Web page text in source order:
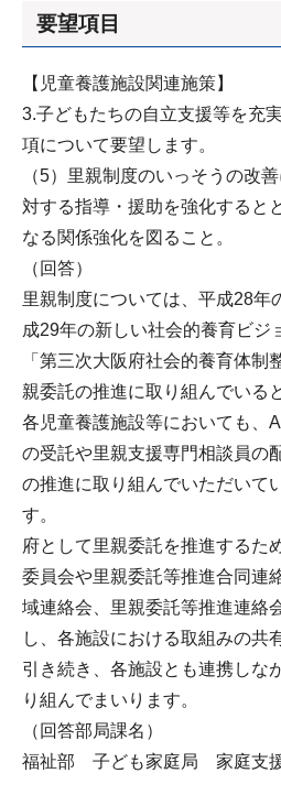
要望項目
【児童養護施設関連施策】
3.子どもたちの自立支援等を充
項について要望します。
（5）里親制度のいっそうの改
対する指導・援助を強化すると
なる関係強化を図ること。
（回答）
里親制度については、平成28年
成29年の新しい社会的養育ビジ
「第三次大阪府社会的養育体制
親委託の推進に取り組んでいる
各児童養護施設等においても、
の受託や里親支援専門相談員の
の推進に取り組んでいただいて
す。
府として里親委託を推進するた
委員会や里親委託等推進合同連
域連絡会、里親委託等推進連絡
し、各施設における取組みの共
引き続き、各施設とも連携しな
り組んでまいります。
（回答部局課名）
福祉部 子ども家庭局 家庭支